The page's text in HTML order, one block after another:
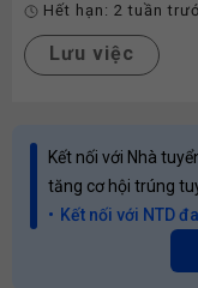
Hết hạn: 2 tuần
Lưu việc
Kết nối với Nhà
tăng cơ hội trúng
Kết nối với NTD